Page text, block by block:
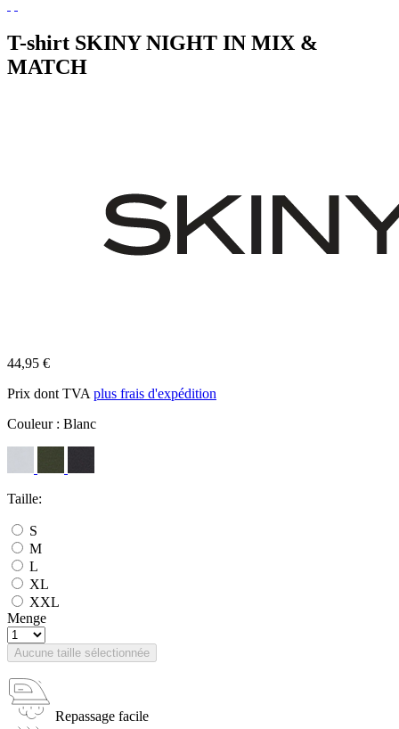
T-shirt SKINY NIGHT IN MIX &
MATCH
44,95 €
Prix dont TVA plus frais d'expédition
Couleur : Blanc
Taille:
S
M
L
XL
XXL
Menge
Aucune taille sélectionnée
Repassage facile